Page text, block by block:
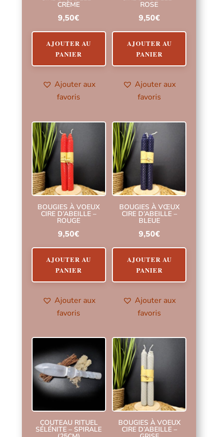
CRÈME
9,50€
AJOUTER AU
PANIER
Ajouter aux
favoris
ROSE
9,50€
AJOUTER AU
PANIER
Ajouter aux
favoris
BOUGIES À VOEUX
CIRE D’ABEILLE –
ROUGE
9,50€
AJOUTER AU
PANIER
Ajouter aux
favoris
BOUGIES À VŒUX
CIRE D’ABEILLE –
BLEUE
9,50€
AJOUTER AU
PANIER
Ajouter aux
favoris
COUTEAU RITUEL
SÉLÉNITE – SPIRALE
BOUGIES À VOEUX
CIRE D’ABEILLE –